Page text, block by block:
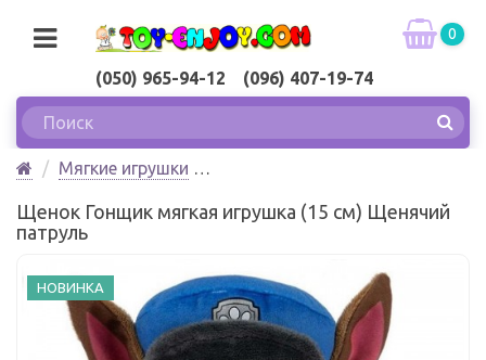
(050) 965-94-12 (096) 407-19-74
0
Мягкие игрушки
патруль. Gund
Щенок Гонщик мягкая игрушка (15 см) Щенячий
патруль
НОВИНКА